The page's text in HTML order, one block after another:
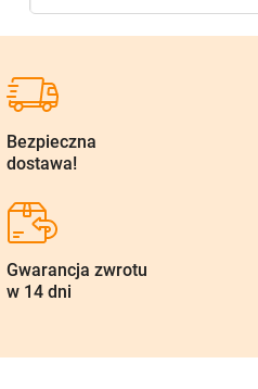
Bezpieczna
dostawa!
Gwarancja zwrotu
w 14 dni